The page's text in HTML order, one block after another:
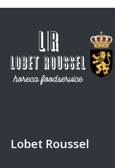
Lobet Roussel